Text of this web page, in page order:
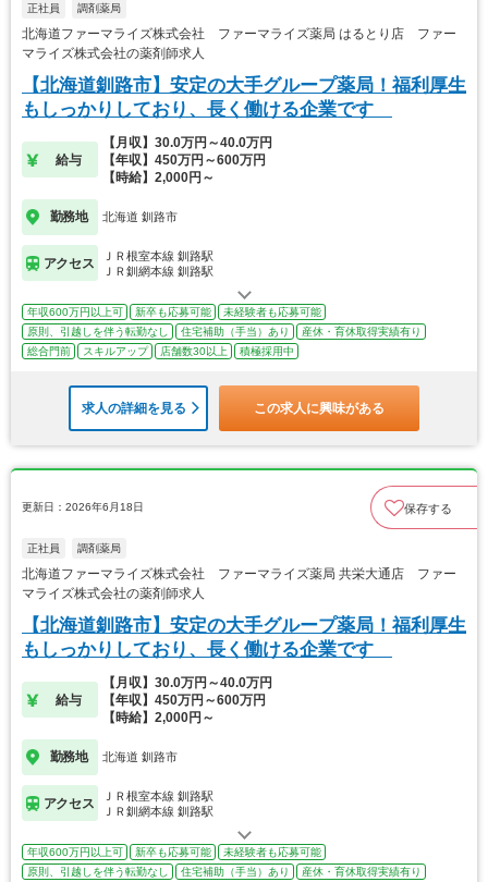
正社員 調剤薬局
北海道ファーマライズ株式会社 ファーマライズ薬局 はるとり店 ファー
マライズ株式会社の薬剤師求人
【北海道釧路市】安定の大手グループ薬局！福利厚生
もしっかりしており、長く働ける企業です
給与
【月収】30.0万円～40.0万円
【年収】450万円～600万円
【時給】2,000円～
勤務地 北海道 釧路市
アクセス
ＪＲ根室本線 釧路駅
ＪＲ釧網本線 釧路駅
年収600万円以上可 新卒も応募可能
未経験者も応募可能
原則、引越しを伴う転勤なし
住宅補助（手当）あり
産休・育休取得実績有り
総合門前
スキルアップ 店舗数30以上 積極採用中
求人の詳細を見る この求人に興味がある
更新日：2026年6月18日 保存する
正社員 調剤薬局
北海道ファーマライズ株式会社 ファーマライズ薬局 共栄大通店 ファー
マライズ株式会社の薬剤師求人
【北海道釧路市】安定の大手グループ薬局！福利厚生
もしっかりしており、長く働ける企業です
給与
【月収】30.0万円～40.0万円
【年収】450万円～600万円
【時給】2,000円～
勤務地 北海道 釧路市
アクセス
ＪＲ根室本線 釧路駅
ＪＲ釧網本線 釧路駅
年収600万円以上可 新卒も応募可能
未経験者も応募可能
原則、引越しを伴う転勤なし
住宅補助（手当）あり
産休・育休取得実績有り